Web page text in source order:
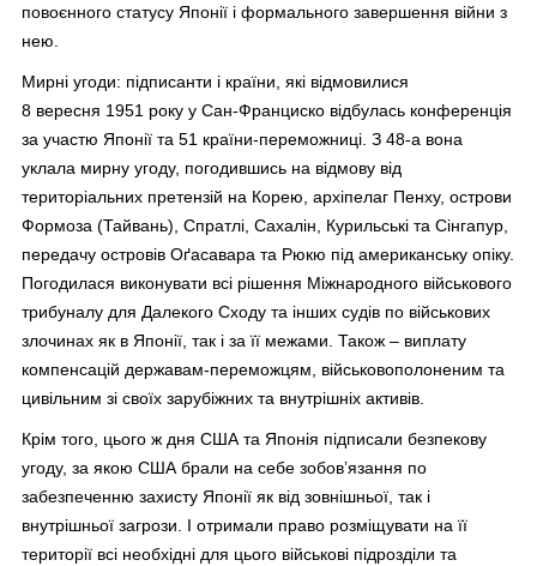
повоєнного статусу Японії і формального завершення війни з
нею.
Мирні угоди: підписанти і країни, які відмовилися
8 вересня 1951 року у Сан-Франциско відбулась конференція
за участю Японії та 51 країни-переможниці. З 48-а вона
уклала мирну угоду, погодившись на відмову від
територіальних претензій на Корею, архіпелаг Пенху, острови
Формоза (Тайвань), Спратлі, Сахалін, Курильські та Сінгапур,
передачу островів Оґасавара та Рюкю під американську опіку.
Погодилася виконувати всі рішення Міжнародного військового
трибуналу для Далекого Сходу та інших судів по військових
злочинах як в Японії, так і за її межами. Також – виплату
компенсацій державам-переможцям, військовополоненим та
цивільним зі своїх зарубіжних та внутрішніх активів.
Крім того, цього ж дня США та Японія підписали безпекову
угоду, за якою США брали на себе зобов’язання по
забезпеченню захисту Японії як від зовнішньої, так і
внутрішньої загрози. І отримали право розміщувати на її
території всі необхідні для цього військові підрозділи та